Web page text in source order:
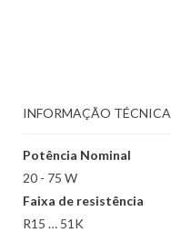
INFORMAÇÃO TÉCNICA
Potência Nominal
20 - 75 W
Faixa de resistência
R15 … 51K